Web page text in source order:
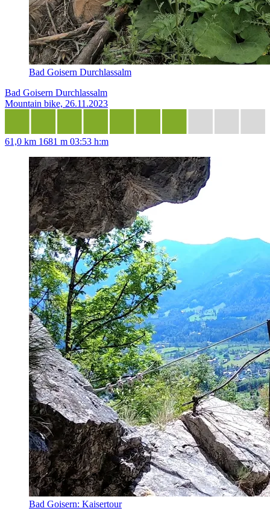
Bad Goisern Durchlassalm
Bad Goisern Durchlassalm
Mountain bike, 26.11.2023
61,0 km 1681 m 03:53 h:m
Bad Goisern: Kaisertour